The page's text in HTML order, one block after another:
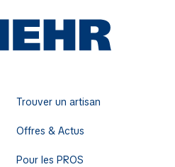
Trouver un artisan
Offres & Actus
Pour les PROS